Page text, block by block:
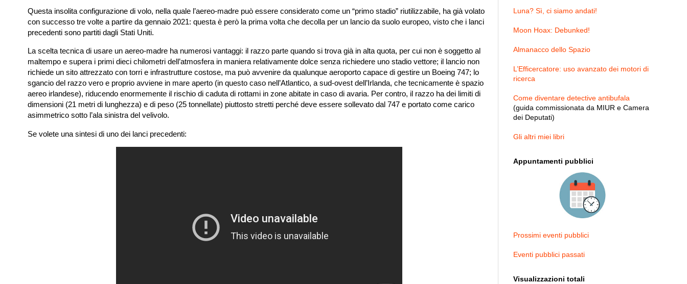
Questa insolita configurazione di volo, nella quale l’aereo-madre può essere considerato come un “primo stadio” riutilizzabile, ha già volato
con successo tre volte a partire da gennaio 2021: questa è però la prima volta che decolla per un lancio da suolo europeo, visto che i lanci
precedenti sono partiti dagli Stati Uniti.
La scelta tecnica di usare un aereo-madre ha numerosi vantaggi: il razzo parte quando si trova già in alta quota, per cui non è soggetto al
maltempo e supera i primi dieci chilometri dell’atmosfera in maniera relativamente dolce senza richiedere uno stadio vettore; il lancio non
richiede un sito attrezzato con torri e infrastrutture costose, ma può avvenire da qualunque aeroporto capace di gestire un Boeing 747; lo
sgancio del razzo vero e proprio avviene in mare aperto (in questo caso nell’Atlantico, a sud-ovest dell’Irlanda, che tecnicamente è spazio
aereo irlandese), riducendo enormemente il rischio di caduta di rottami in zone abitate in caso di avaria. Per contro, il razzo ha dei limiti di
dimensioni (21 metri di lunghezza) e di peso (25 tonnellate) piuttosto stretti perché deve essere sollevato dal 747 e portato come carico
asimmetrico sotto l’ala sinistra del velivolo.
Se volete una sintesi di uno dei lanci precedenti:
Luna? Sì, ci siamo andati!
Moon Hoax: Debunked!
Almanacco dello Spazio
L’Efficercatore: uso avanzato dei motori di
ricerca
Come diventare detective antibufala
(guida commissionata da MIUR e Camera
dei Deputati)
Gli altri miei libri
Appuntamenti pubblici
Prossimi eventi pubblici
Eventi pubblici passati
Visualizzazioni totali